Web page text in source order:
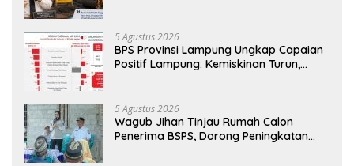
5 Agustus 2026
BPS Provinsi Lampung Ungkap Capaian
Positif Lampung: Kemiskinan Turun,
5 Agustus 2026
Wagub Jihan Tinjau Rumah Calon
Penerima BSPS, Dorong Peningkatan